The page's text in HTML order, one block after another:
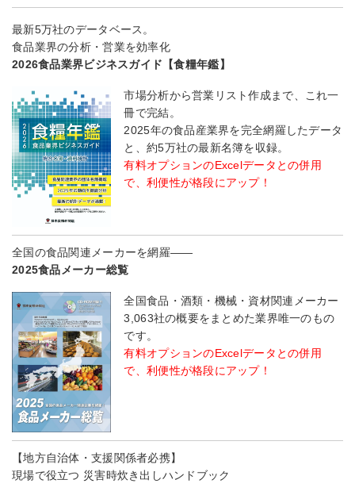
最新5万社のデータベース。
食品業界の分析・営業を効率化
2026食品業界ビジネスガイド【食糧年鑑】
市場分析から営業リスト作成まで、これ一
冊で完結。
2025年の食品産業界を完全網羅したデータ
と、約5万社の最新名簿を収録。
有料オプションのExcelデータとの併用
で、利便性が格段にアップ！
全国の食品関連メーカーを網羅――
2025食品メーカー総覧
全国食品・酒類・機械・資材関連メーカー
3,063社の概要をまとめた業界唯一のもの
です。
有料オプションのExcelデータとの併用
で、利便性が格段にアップ！
【地方自治体・支援関係者必携】
現場で役立つ 災害時炊き出しハンドブック